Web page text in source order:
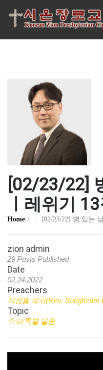
[02/23/22]
ㅣ레위기
Home [02/23/22] 병 있는
zion admin
29 Posts Published
Date
02.24.2022
Preachers
이성흠 목사(Rev. Sungheum
Topic
수요/특별 말씀